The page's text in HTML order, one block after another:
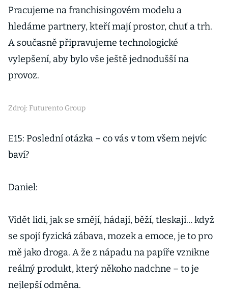
Pracujeme na franchisingovém modelu a
hledáme partnery, kteří mají prostor, chuť a trh.
A současně připravujeme technologické
vylepšení, aby bylo vše ještě jednodušší na
provoz.
Zdroj: Futurento Group
E15: Poslední otázka – co vás v tom všem nejvíc
baví?
Daniel:
Vidět lidi, jak se smějí, hádají, běží, tleskají… když
se spojí fyzická zábava, mozek a emoce, je to pro
mě jako droga. A že z nápadu na papíře vznikne
reálný produkt, který někoho nadchne – to je
nejlepší odměna.